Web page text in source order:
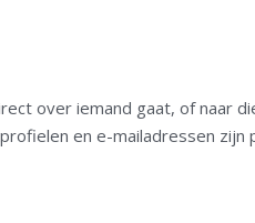
over iemand gaat, of naar
en e-mailadressen zijn